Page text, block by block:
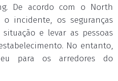
De acordo com o North
incidente, os seguranças
e levar as pessoas
No entanto,
para os arredores do